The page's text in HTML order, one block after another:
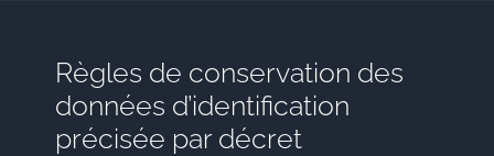
Règles de conservation des
données d’identification
précisée par décret